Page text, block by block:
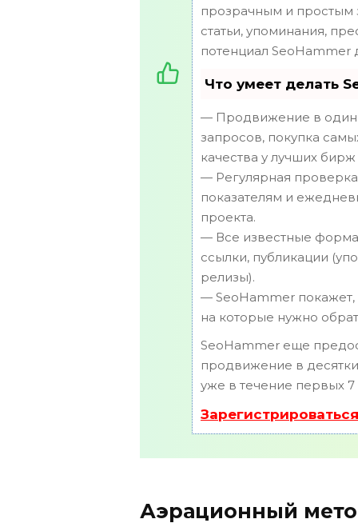
прозрачным и простым
статьи, упоминания,
потенциал
Что умеет делать
— Продвижение в один
запросов, покупка
качества у лучших
— Регулярная
показателям и
проекта.
— Все известные
ссылки, публикации
релизы).
— SeoHammer покажет,
на которые нужно
SeoHammer еще
продвижение в
уже в течение первых 7
Аэрационный